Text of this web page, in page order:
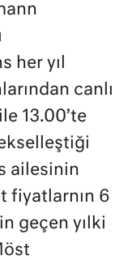
her yıl
canlı
13.00’te
ailesinin
fiyatlarnın 6
geçen yılki